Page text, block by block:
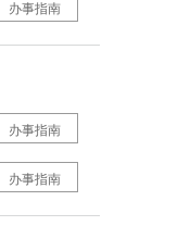
办事指南
办事指南
办事指南